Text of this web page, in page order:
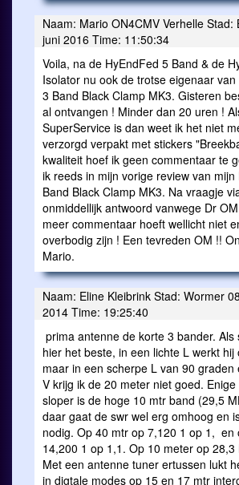
Naam: Mario ON4CMV Verhelle Stad:
juni 2016 Time: 11:50:34
Voila, na de HyEndFed 5 Band & de
Isolator nu ook de trotse eigenaar
3 Band Black Clamp MK3. Gisteren
al ontvangen ! Minder dan 20 uren !
SuperService is dan weet ik het niet
verzorgd verpakt met stickers
kwaliteit hoef ik geen commentaar te
ik reeds in mijn vorige review van
Band Black Clamp MK3. Na vraagje
onmiddellijk antwoord vanwege Dr
meer commentaar hoeft wellicht niet
overbodig zijn ! Een tevreden OM !!
Mario.
Naam: Eline Kleibrink Stad: Wormer
2014 Time: 19:25:40
prima antenne de korte 3 bander. Als
hier het beste, in een lichte L werkt hij
maar in een scherpe L van 90 graden
V krijg ik de 20 meter niet goed.
sloper is de hoge 10 mtr band (29,5
daar gaat de swr wel erg omhoog en
nodig. Op 40 mtr op 7,120 1 op 1, en
14,200 1 op 1,1. Op 10 meter op 28,3
Met een antenne tuner ertussen lukt
in digtale modes op 15 en 17 mtr